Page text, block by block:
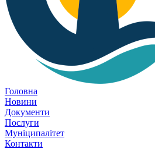
Головна
Новини
Документи
Послуги
Муніципалітет
Контакти